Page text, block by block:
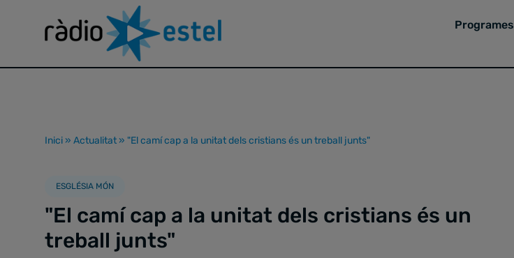
Programes
Inici » Actualitat » "El camí cap a la unitat dels cristians és un treball junts"
ESGLÉSIA MÓN
"El camí cap a la unitat dels cristians és un
treball junts"